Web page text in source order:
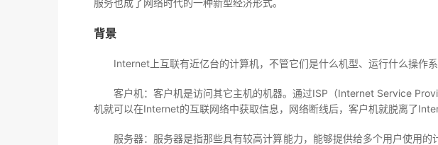
服务也成了网络时代的一种新型经济形式。
背景
Internet上互联有近亿台的计算机，不管它们是什么机型、运行什么操作系
客户机：客户机是访问其它主机的机器。通过ISP（Internet Service
机就可以在Internet的互联网络中获取信息，网络断线后，客户机就脱离了
服务器：服务器是指那些具有较高计算能力，能够提供给多个用户使用的